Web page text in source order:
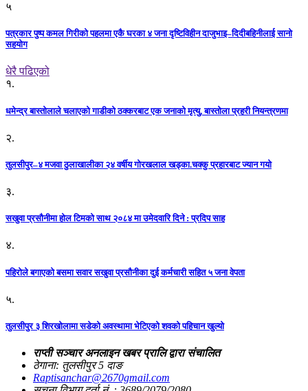
५
पत्रकार पुष्प कमल गिरीको पहलमा एकै घरका ४ जना दृष्टिविहीन दाजुभाइ–दिदीबहिनीलाई सानो
सहयोग
धेरै पढिएको
१.
धमेन्द्र बास्तोलाले चलाएको गाडीको ठक्करबाट एक जनाको मृत्यु, बास्तोला प्रहरी नियन्त्रणमा
२.
तुलसीपुर–४ मजवा ठुलाखालीका २४ वर्षीय गोरखलाल खड्का.चक्कु प्रहारबाट ज्यान गयो
३.
सखुवा प्रसौनीमा होल टिमको साथ २०८४ मा उमेदवारि दिने : प्रदिप साह
४.
पहिराेले बगाएकाे बसमा सवार सखुवा प्रसाैनीका दुई कर्मचारी सहित ५ जना वेपता
५.
तुलसीपुर ३ शिरखोलामा सडेको अवस्थामा भेटिएको शवको पहिचान खुल्यो
राप्ती सञ्चार अनलाइन खबर प्रालि द्वारा संचालित
ठेगाना: तुलसीपुर 5 दाङ
Raptisanchar@2670gmail.com